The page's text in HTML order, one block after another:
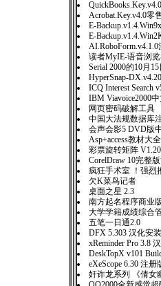
Acrobat.Key.v4.0零
E-
E-
AI.RoboForm.v4.1.0
读者MyIE-语音浏
Serial 2000的10月
HyperSnap-
ICQ Interest Search
IBM Viavoice2000
网页密码破解工具
中国大法规数据库
会声会影5 DVD版
Asp+access教材
彩票旋转矩阵
CorelDraw 10完整
疯狂手术室 ！强烈
欠K菜鸟记者
桌面之星 2.3
南方起名程序商业
大学学籍成绩综合
五笔一日通2.0
DFX 5.303 汉化安
xReminder Pro 3.8
DeskTopX v101
eXeScope 6.30 注册
奸诈龙系列 《倩女